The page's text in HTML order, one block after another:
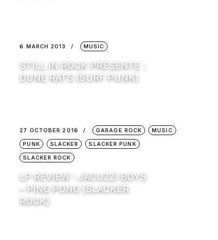
6 MARCH 2013 MUSIC
STILL IN ROCK PRÉSENTE :
DUNE RATS (SURF PUNK)
27 OCTOBER 2016 GARAGE ROCK
MUSIC
PUNK
SLACKER
SLACKER PUNK
SLACKER ROCK
LP REVIEW : JACUZZI BOYS
– PING PONG (SLACKER
ROCK)